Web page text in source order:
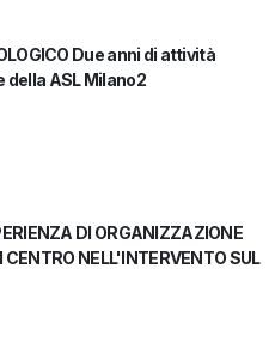
Due anni di attività
ASL Milano2
DI ORGANIZZAZIONE
CENTRO NELL'INTERVENTO SUL